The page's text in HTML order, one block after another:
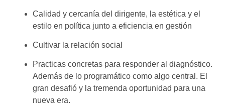
Calidad y cercanía del dirigente, la estética y el
estilo en política junto a eficiencia en gestión
Cultivar la relación social
Practicas concretas para responder al diagnóstico.
Además de lo programático como algo central. El
gran desafió y la tremenda oportunidad para una
nueva era.